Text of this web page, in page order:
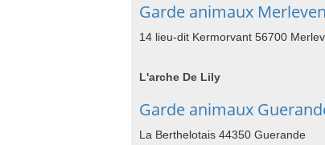
Garde animaux
14 lieu-dit Kermorvant 56700
L'arche De Lily
Garde animaux
La Berthelotais 44350 Guerande